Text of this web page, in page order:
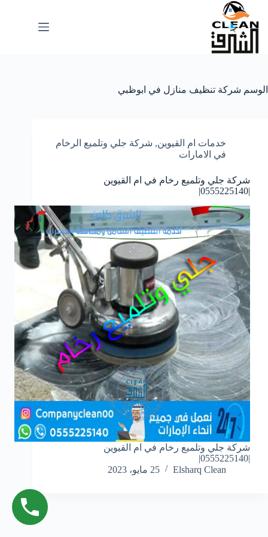
التجاوز
المحتوى
الوسم شركة تنظيف منازل في ابوظبي
خدمات ام القيوين, شركة جلي وتلميع الرخام
في الامارات
شركة جلي وتلميع رخام في ام القيوين
|0555225140|
شركة جلي وتلميع رخام في ام القيوين
|0555225140|
Elsharq Clean
25 مايو، 2023